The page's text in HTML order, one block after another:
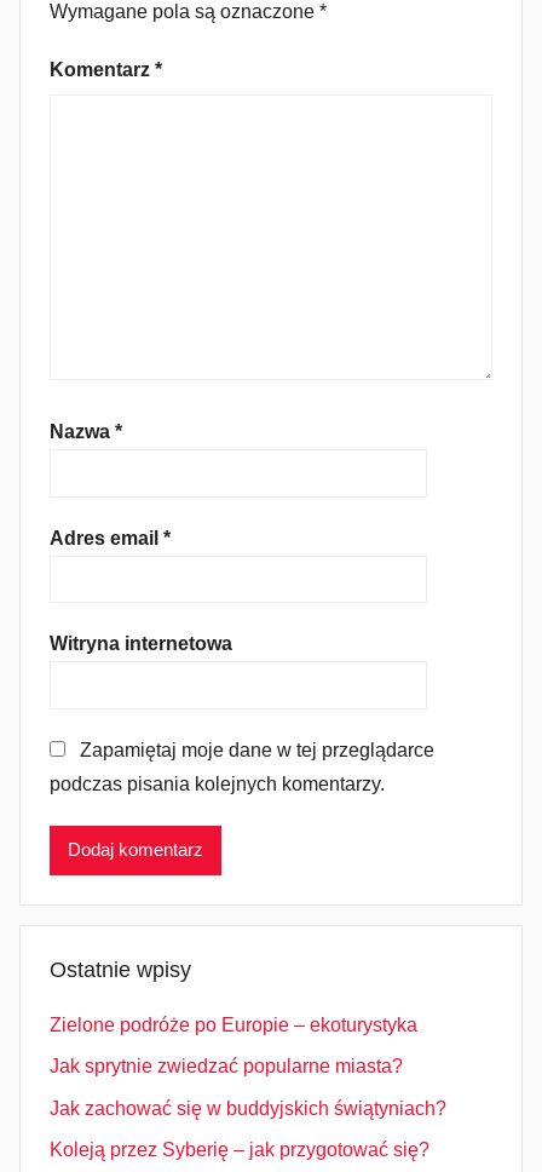
Wymagane pola są oznaczone *
Komentarz *
Nazwa *
Adres email *
Witryna internetowa
Zapamiętaj moje dane w tej przeglądarce
podczas pisania kolejnych komentarzy.
Ostatnie wpisy
Zielone podróże po Europie – ekoturystyka
Jak sprytnie zwiedzać popularne miasta?
Jak zachować się w buddyjskich świątyniach?
Koleją przez Syberię – jak przygotować się?